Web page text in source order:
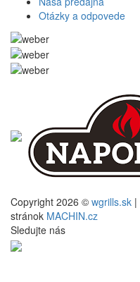
Otázky a odpovede
Copyright 2026 © wgrills.sk |
stránok MACHIN.cz
Sledujte nás